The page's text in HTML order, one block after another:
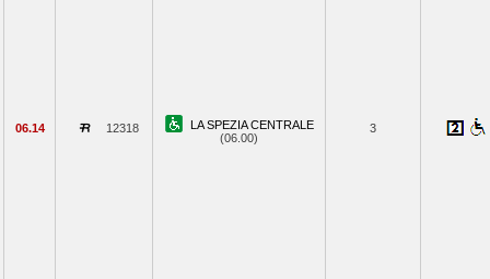
06.14 12318
LA SPEZIA CENTRALE
(06.00)
3